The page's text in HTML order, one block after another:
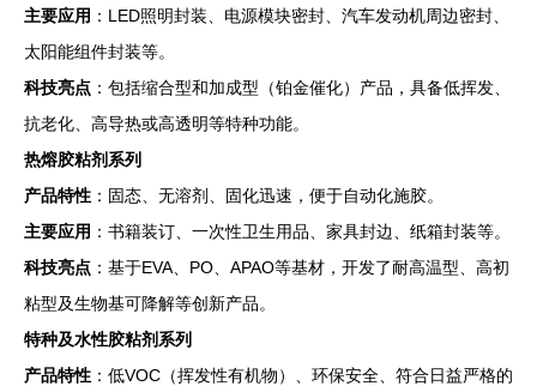
主要应用 ：LED照明封装、电源模块密封、汽车发动机周边密封、
太阳能组件封装等。
科技亮点 ：包括缩合型和加成型（铂金催化）产品，具备低挥发、
抗老化、高导热或高透明等特种功能。
热熔胶粘剂系列
产品特性 ：固态、无溶剂、固化迅速，便于自动化施胶。
主要应用 ：书籍装订、一次性卫生用品、家具封边、纸箱封装等。
科技亮点 ：基于EVA、PO、APAO等基材，开发了耐高温型、高初
粘型及生物基可降解等创新产品。
特种及水性胶粘剂系列
产品特性 ：低VOC（挥发性有机物）、环保安全、符合日益严格的